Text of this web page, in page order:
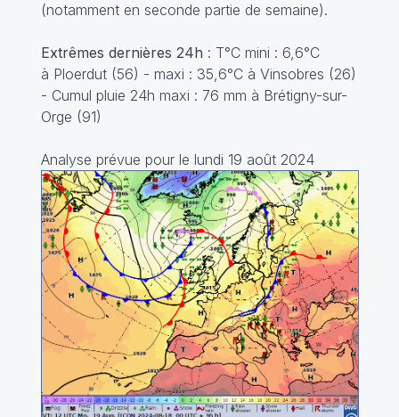
(notamment en seconde partie de semaine).
Extrêmes dernières 24h : T°C mini : 6,6°C
à Ploerdut (56) - maxi : 35,6°C à Vinsobres (26)
- Cumul pluie 24h maxi : 76 mm à Brétigny-sur-
Orge (91)
Analyse prévue pour le lundi 19 août 2024